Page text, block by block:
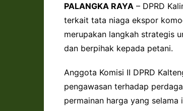
PALANGKA RAYA – DPRD
terkait tata niaga ekspor
merupakan langkah strategis
dan berpihak kepada petani.
Anggota Komisi II DPRD
pengawasan terhadap
permainan harga yang